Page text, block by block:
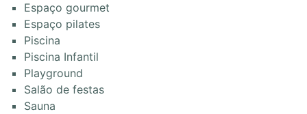
Espaço gourmet
Espaço pilates
Piscina
Piscina Infantil
Playground
Salão de festas
Sauna